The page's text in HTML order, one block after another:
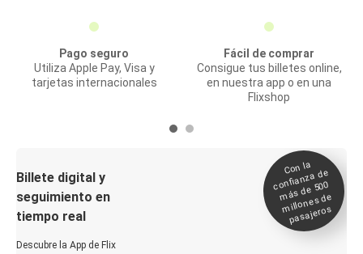
Pago seguro
Utiliza Apple Pay, Visa y
tarjetas internacionales
Fácil de comprar
Consigue tus billetes online,
en nuestra app o en una
Flixshop
Billete digital y
seguimiento en
tiempo real
Descubre la App de Flix
Con la
confianza de
más de 500
millones de
pasajeros